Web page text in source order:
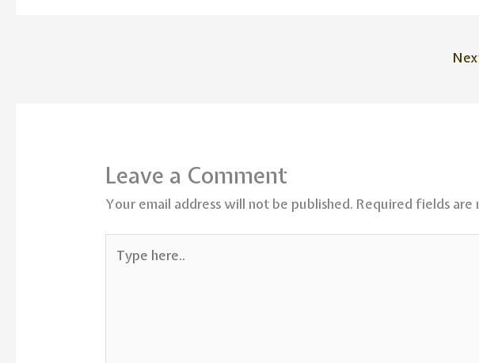
Leave a Comment
Your email address will not be published. Required fields are
here..